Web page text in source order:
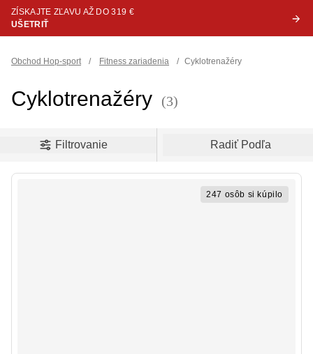
ZÍSKAJTE ZĽAVU AŽ DO 319 €
UŠETRIŤ
Obchod Hop-sport / Fitness zariadenia / Cyklotrenažéry
Cyklotrenažéry (3)
Filtrovanie Radiť Podľa
247 osôb si kúpilo